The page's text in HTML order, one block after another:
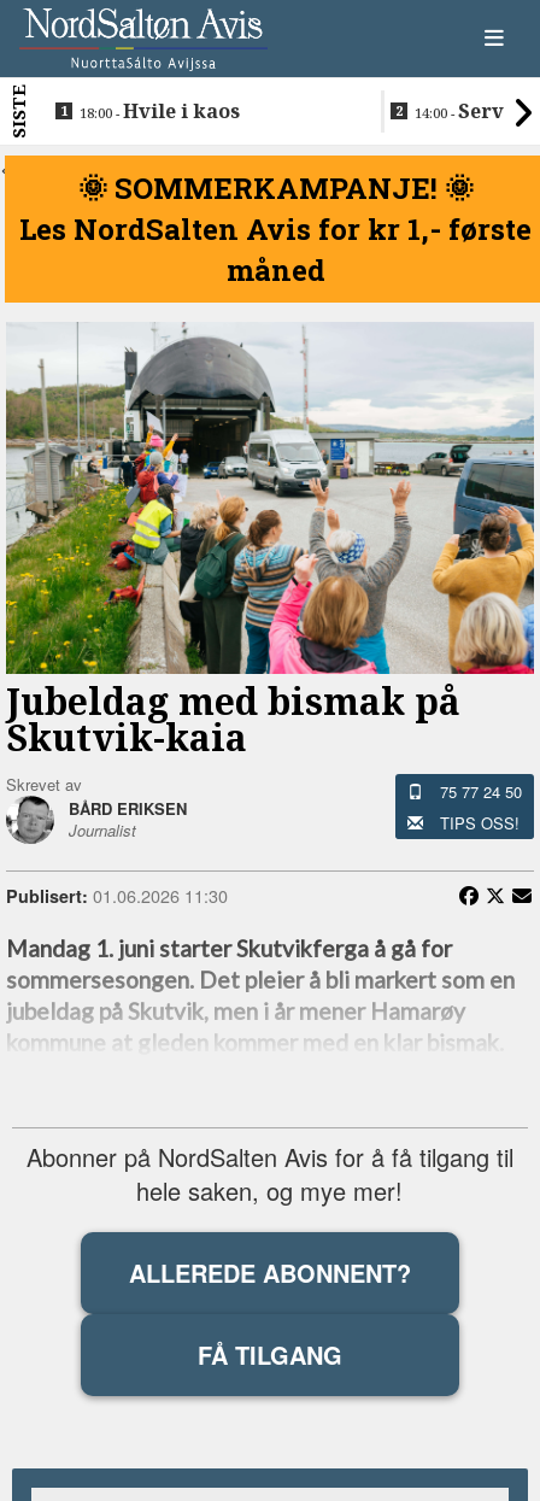
SISTE 18:00 -Hvile i kaos 14:00 -
beboerne
<
🌞 SOMMERKAMPANJE! 🌞
Les NordSalten Avis for kr 1,- første
måned
Jubeldag med bismak på
Skutvik-kaia
Skrevet av
BÅRD ERIKSEN
Journalist
75 77 24 50
TIPS OSS!
Publisert: 01.06.2026 11:30
Mandag 1. juni starter Skutvikferga å gå for
sommersesongen. Det pleier å bli markert som en
jubeldag på Skutvik, men i år mener Hamarøy
kommune at gleden kommer med en klar bismak.
Abonner på NordSalten Avis for å få tilgang til
hele saken, og mye mer!
ALLEREDE ABONNENT?
FÅ TILGANG